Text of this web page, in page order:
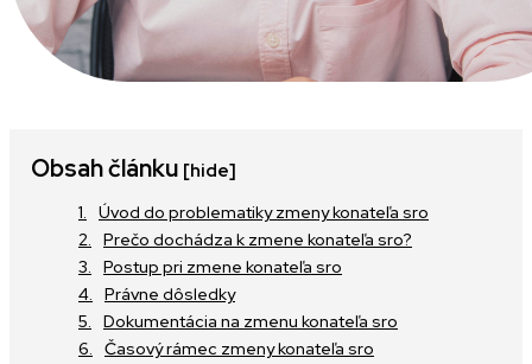
Obsah článku [hide]
Úvod do problematiky zmeny konateľa sro
Prečo dochádza k zmene konateľa sro?
Postup pri zmene konateľa sro
Právne dôsledky
Dokumentácia na zmenu konateľa sro
Časový rámec zmeny konateľa sro